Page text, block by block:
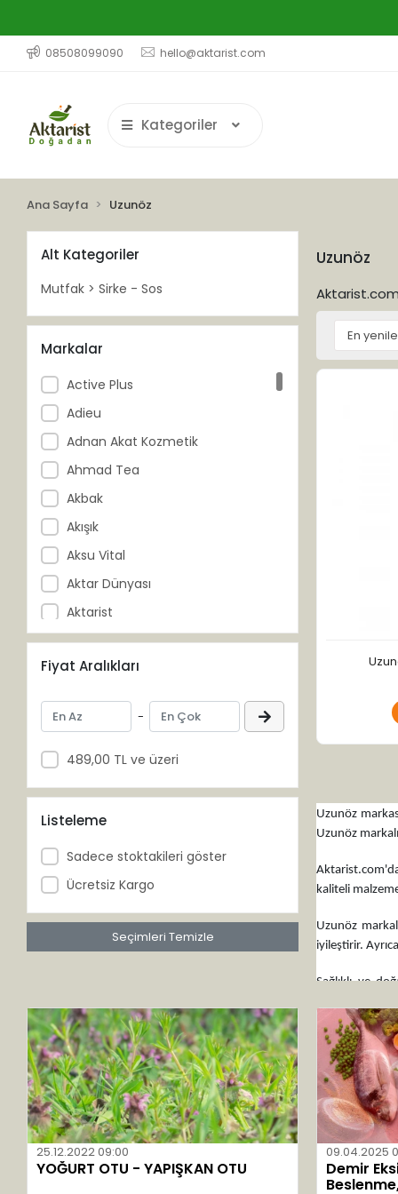
08508099090 hello@aktarist.com
Kategoriler
Ana Sayfa Uzunöz
Alt Kategoriler
Mutfak > Sirke - Sos
Markalar
Active Plus
Adieu
Adnan Akat Kozmetik
Ahmad Tea
Akbak
Akışık
Aksu Vital
Aktar Dünyası
Aktarist
Akzer
Al-Ahzar
Al-Muaz
Al-Şifa
Altıncezve
Ancora Life
Arı
Arıcan
Atışeri
Aybak
Aydıner
Aynasun
Balen
Balsam
Fiyat Aralıkları
-
489,00 TL ve üzeri
Listeleme
Sadece stoktakileri göster
Ücretsiz Kargo
Seçimleri Temizle
Uzunöz
Uzunöz
Uzunöz
kaliteli
Uzunöz
iyileştirir.
Sağlıklı ve
25.12.2022 09:00
YOĞURT OTU - YAPIŞKAN OTU
09.04.2025
Demir